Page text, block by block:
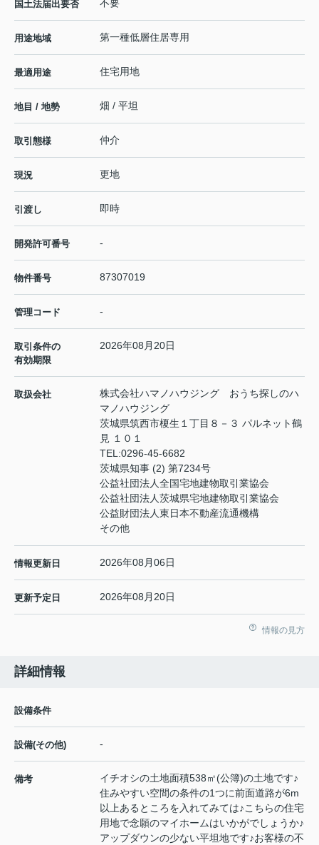
国土法届出要否 不要
用途地域 第一種低層住居専用
最適用途 住宅用地
地目 / 地勢 畑 / 平坦
取引態様 仲介
現況 更地
引渡し 即時
開発許可番号 -
物件番号 87307019
管理コード -
取引条件の
有効期限
2026年08月20日
取扱会社
株式会社ハマノハウジング おうち探しのハ
マノハウジング
茨城県筑西市榎生１丁目８－３ パルネット鶴
見 １０１
TEL:0296-45-6682
茨城県知事 (2) 第7234号
公益社団法人全国宅地建物取引業協会
公益社団法人茨城県宅地建物取引業協会
公益財団法人東日本不動産流通機構
その他
情報更新日 2026年08月06日
更新予定日 2026年08月20日
情報の見方
詳細情報
設備条件
設備(その他) -
備考
イチオシの土地面積538㎡(公簿)の土地です♪
住みやすい空間の条件の1つに前面道路が6m
以上あるところを入れてみては♪こちらの住宅
用地で念願のマイホームはいかがでしょうか♪
アップダウンの少ない平坦地です♪お客様の不